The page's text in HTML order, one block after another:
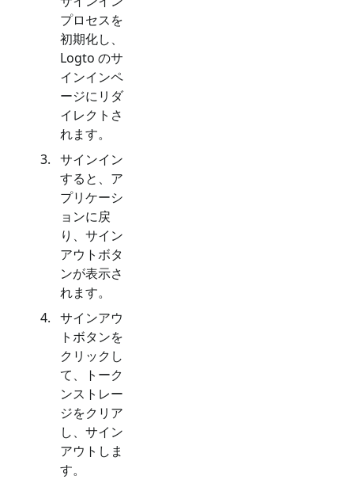
プロセスを
初期化し、
Logto のサ
インインペ
ージにリダ
イレクトさ
れます。
サインイン
すると、ア
プリケーシ
ョンに戻
り、サイン
アウトボタ
ンが表示さ
れます。
サインアウ
トボタンを
クリックし
て、トーク
ンストレー
ジをクリア
し、サイン
アウトしま
す。